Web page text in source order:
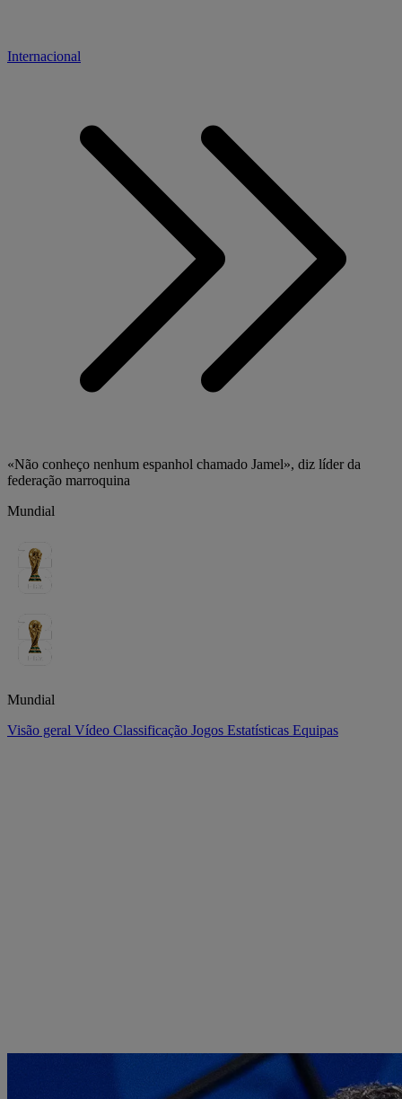
Internacional
«Não conheço nenhum espanhol chamado Jamel», diz líder da
federação marroquina
Mundial
Mundial
Visão geral Vídeo Classificação Jogos Estatísticas Equipas